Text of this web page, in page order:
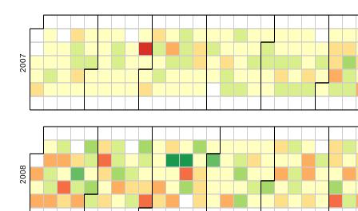
2007
2008